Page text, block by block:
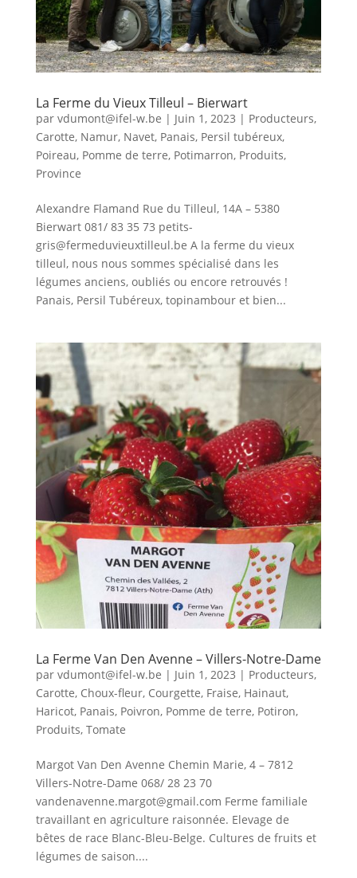
La Ferme du Vieux Tilleul – Bierwart
par vdumont@ifel-w.be | Juin 1, 2023 | Producteurs,
Carotte, Namur, Navet, Panais, Persil tubéreux,
Poireau, Pomme de terre, Potimarron, Produits,
Province
Alexandre Flamand Rue du Tilleul, 14A – 5380
Bierwart 081/ 83 35 73 petits-
gris@fermeduvieuxtilleul.be A la ferme du vieux
tilleul, nous nous sommes spécialisé dans les
légumes anciens, oubliés ou encore retrouvés !
Panais, Persil Tubéreux, topinambour et bien...
La Ferme Van Den Avenne – Villers-Notre-Dame
par vdumont@ifel-w.be | Juin 1, 2023 | Producteurs,
Carotte, Choux-fleur, Courgette, Fraise, Hainaut,
Haricot, Panais, Poivron, Pomme de terre, Potiron,
Produits, Tomate
Margot Van Den Avenne Chemin Marie, 4 – 7812
Villers-Notre-Dame 068/ 28 23 70
vandenavenne.margot@gmail.com Ferme familiale
travaillant en agriculture raisonnée. Elevage de
bêtes de race Blanc-Bleu-Belge. Cultures de fruits et
légumes de saison....